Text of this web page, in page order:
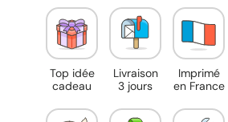
Top idée
cadeau
Livraison
3 jours
Imprimé
en France